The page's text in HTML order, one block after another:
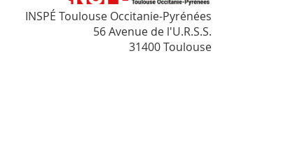
INSPÉ Toulouse Occitanie-Pyrénées
56 Avenue de l'U.R.S.S.
31400 Toulouse